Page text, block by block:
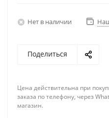
Нет в наличии
Поделиться
Цена действительна при
заказа по телефону, через
магазин.